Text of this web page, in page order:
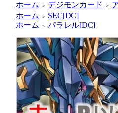
ホーム ＞ デジモンカード ＞
ホーム
＞
SEC[DC]
ホーム
＞ パラレル[DC]